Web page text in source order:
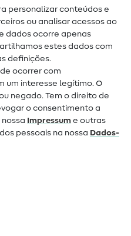
personalizar conteúdos e
ou analisar acessos ao
dados ocorre apenas
estes dados com
definições.
ocorrer com
um interesse legítimo. O
negado. Tem o direito de
o consentimento a
Impressum e outras
pessoais na nossa Dados­